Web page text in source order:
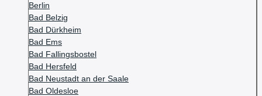
Berlin
Bad Belzig
Bad Dürkheim
Bad Ems
Bad Fallingsbostel
Bad Hersfeld
Bad Neustadt an der Saale
Bad Oldesloe